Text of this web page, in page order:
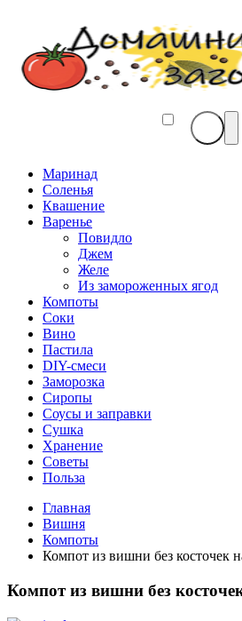
Маринад
Соленья
Квашение
Варенье
Повидло
Джем
Желе
Из замороженных ягод
Компоты
Соки
Вино
Пастила
DIY-смеси
Заморозка
Сиропы
Соусы и заправки
Сушка
Хранение
Советы
Польза
Главная
Вишня
Компоты
Компот из вишни без косточек
Компот из вишни без